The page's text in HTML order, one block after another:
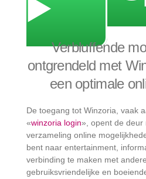
▶️
Verbluffende
ontgrendeld met
een optimale
De toegang tot Winzoria, vaak
«winzoria login», opent de deur
verzameling online
bent naar entertainment,
verbinding te maken met
gebruiksvriendelijke en